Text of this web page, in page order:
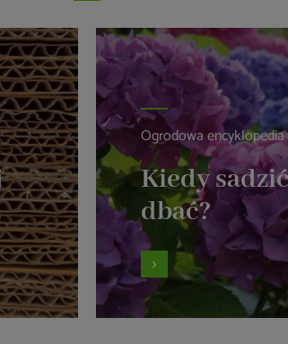
Ogrodowa encyklopedia
Kiedy
dbać?